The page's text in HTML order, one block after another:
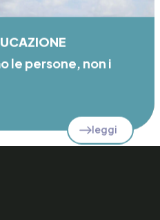
le persone, non i
leggi